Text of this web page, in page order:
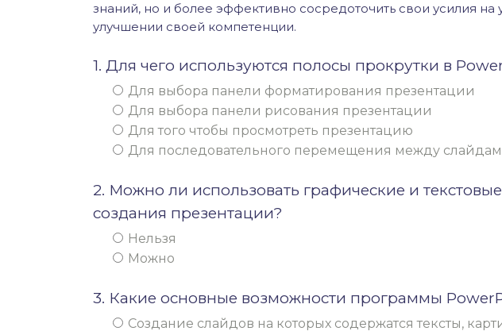
знаний, но и более эффективно сосредоточить свои усилия на
улучшении своей компетенции.
1. Для чего используются полосы прокрутки в
Для выбора панели форматирования презентации
Для выбора панели рисования презентации
Для того чтобы просмотреть презентацию
Для последовательного перемещения между
2. Можно ли использовать графические и
создания презентации?
Нельзя
Можно
3. Какие основные возможности программы
Создание слайдов на которых содержатся тексты,